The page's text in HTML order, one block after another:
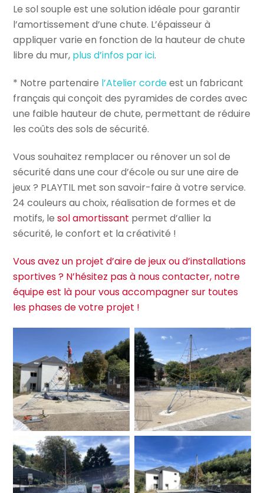
Le sol souple est une solution idéale pour garantir
l’amortissement d’une chute. L’épaisseur à
appliquer varie en fonction de la hauteur de chute
libre du mur, plus d’infos par ici.
* Notre partenaire l’Atelier cordeest un fabricant
français qui conçoit des pyramides de cordes avec
une faible hauteur de chute, permettant de réduire
les coûts des sols de sécurité.
Vous souhaitez remplacer ou rénover un sol de
sécurité dans une cour d’école ou sur une aire de
jeux ? PLAYTIL met son savoir-faire à votre service.
24 couleurs au choix, réalisation de formes et de
motifs, lesol amortissant permet d’allier la
sécurité, le confort et la créativité !
Vous avez un projet d’aire de jeux ou d’installations
sportives ? N’hésitez pas à nous contacter, notre
équipe est là pour vous accompagner sur toutes
les phases de votre projet !